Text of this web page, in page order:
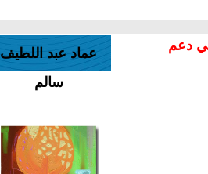
دعم
عماد عبد اللطيف
سالم